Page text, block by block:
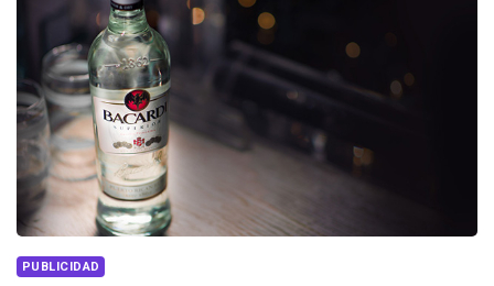
PUBLICIDAD